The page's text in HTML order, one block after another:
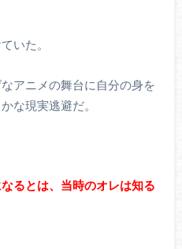
いた。
アニメの舞台に自分の身を
な現実逃避だ。
るとは、当時のオレは知る